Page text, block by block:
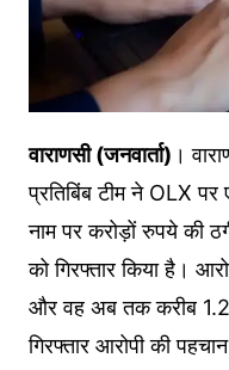
वाराणसी (जनवार्ता) ।
प्रतिबिंब टीम ने OLX
नाम पर करोड़ों रुपये की
को गिरफ्तार किया है।
और वह अब तक करीब
गिरफ्तार आरोपी की